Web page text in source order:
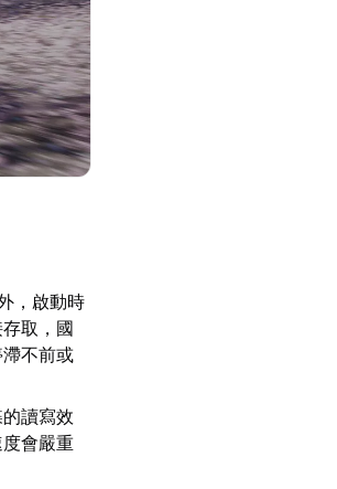
，啟動時
取，國
不前或
讀寫效
會嚴重